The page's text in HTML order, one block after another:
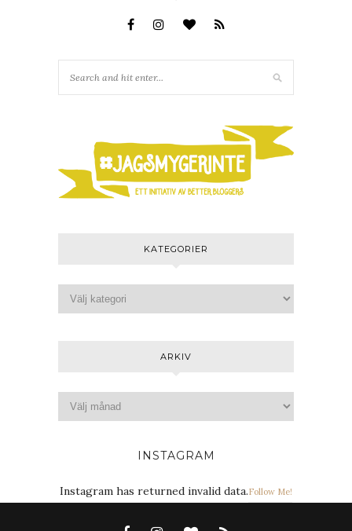
KATEGORIER
ARKIV
INSTAGRAM
Instagram has returned invalid data.Follow Me!